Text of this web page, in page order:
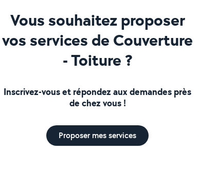
Vous souhaitez proposer
vos services de Couverture
- Toiture ?
Inscrivez-vous et répondez aux demandes près
de chez vous !
Proposer mes services